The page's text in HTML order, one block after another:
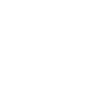
ELK Stack
Explora los